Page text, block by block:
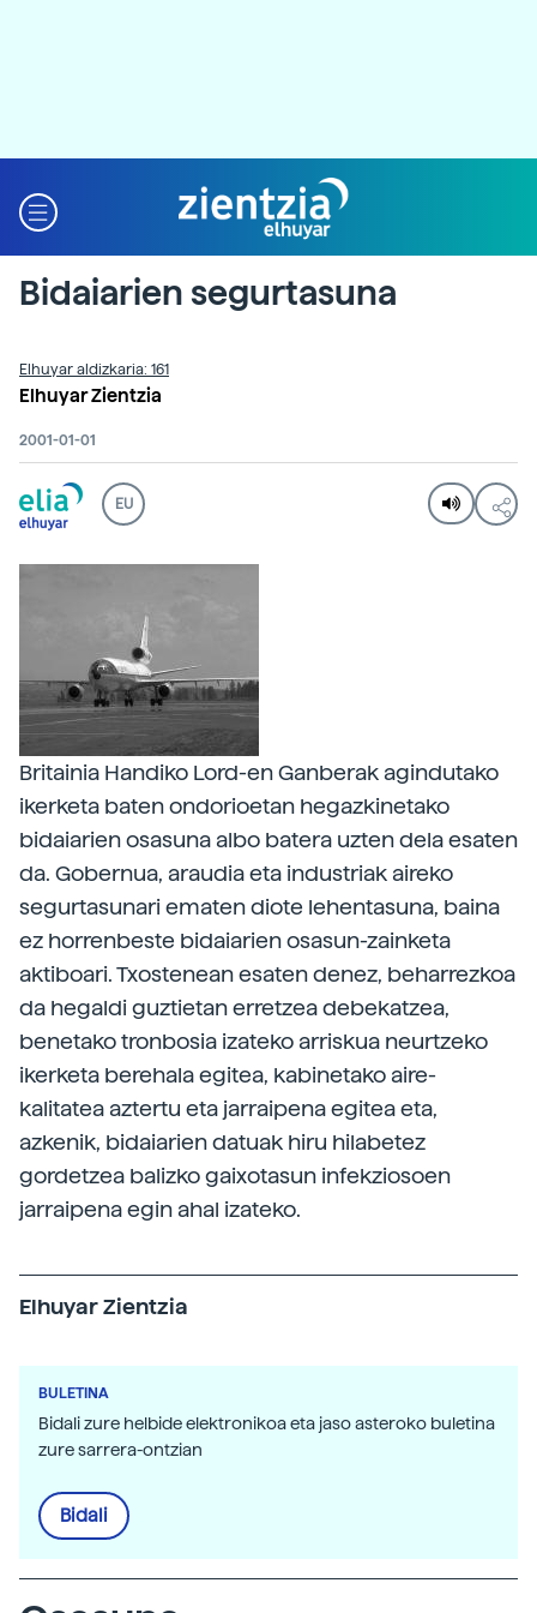
Bidaiarien segurtasuna
Elhuyar aldizkaria: 161
Elhuyar Zientzia
2001-01-01
EU
Britainia Handiko Lord-en Ganberak agindutako
ikerketa baten ondorioetan hegazkinetako
bidaiarien osasuna albo batera uzten dela esaten
da. Gobernua, araudia eta industriak aireko
segurtasunari ematen diote lehentasuna, baina
ez horrenbeste bidaiarien osasun-zainketa
aktiboari. Txostenean esaten denez, beharrezkoa
da hegaldi guztietan erretzea debekatzea,
benetako tronbosia izateko arriskua neurtzeko
ikerketa berehala egitea, kabinetako aire-
kalitatea aztertu eta jarraipena egitea eta,
azkenik, bidaiarien datuak hiru hilabetez
gordetzea balizko gaixotasun infekziosoen
jarraipena egin ahal izateko.
Elhuyar Zientzia
BULETINA
Bidali zure helbide elektronikoa eta jaso asteroko buletina
zure sarrera-ontzian
Bidali